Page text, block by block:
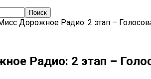
Дорожное Радио: 2 этап –
Радио: 2 этап –